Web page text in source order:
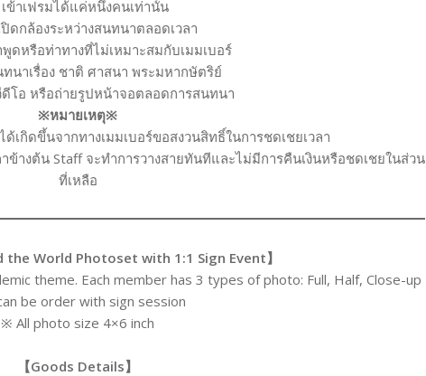
ข้าเฟรมได้แค่หนึ่งคนเท่านั้น
ปิดกล้องระหว่างสนทนาตลอดเวลา
ดหรือท่าทางที่ไม่เหมาะสมกับเมมเบอร์
ทนาเรื่อง ชาติ ศาสนา พระมหากษัตริย์
โอ หรือถ่ายรูปหน้าจอตลอดการสนทนา
※หมายเหตุ※
ดขึ้นจากทางเมมเบอร์ขอสงวนสิทธิ์ในการชดเชยเวลา
งต้น Staff จะทำการวางสายทันทีและไม่มีการคืนเงินหรือชดเชยในส่วน
ที่เหลือ
the World Photoset with 1:1 Sign Event】
theme. Each member has 3 types of photo: Full, Half, Close-up
be order with sign session
※ All photo size 4×6 inch
【Goods Details】